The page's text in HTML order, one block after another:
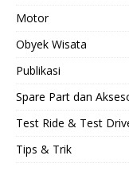
Motor
Obyek Wisata
Publikasi
Spare Part dan
Test Ride & Test
Tips & Trik